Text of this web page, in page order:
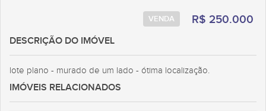
R$ 250.000
VENDA
DESCRIÇÃO DO IMÓVEL
lote plano - murado de um lado - ótima localização.
IMÓVEIS RELACIONADOS